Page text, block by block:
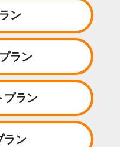
ン
ラン
プラン
ラン